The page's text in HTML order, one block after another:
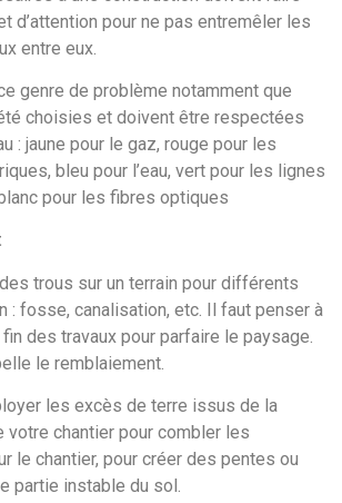
d’attention pour ne pas entremêler les
entre eux.
genre de problème notamment que
choisies et doivent être respectées
: jaune pour le gaz, rouge pour les
bleu pour l’eau, vert pour les lignes
pour les fibres optiques
trous sur un terrain pour différents
: fosse, canalisation, etc. Il faut penser à
des travaux pour parfaire le paysage.
le remblaiement.
les excès de terre issus de la
votre chantier pour combler les
le chantier, pour créer des pentes ou
partie instable du sol.